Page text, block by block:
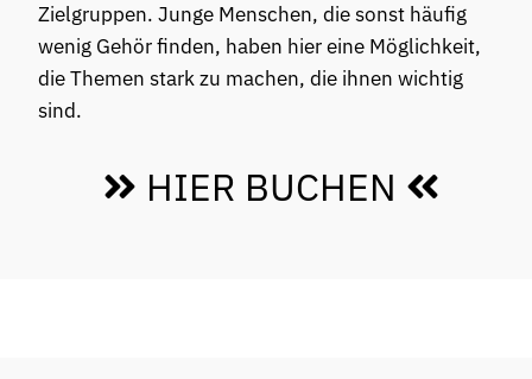
Zielgruppen. Junge Menschen, die sonst häufig
wenig Gehör finden, haben hier eine Möglichkeit,
die Themen stark zu machen, die ihnen wichtig
sind.
 HIER BUCHEN 